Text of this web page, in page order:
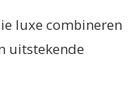
luxe combineren
uitstekende